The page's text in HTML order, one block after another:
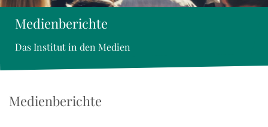
Medienberichte
Das Institut in den Medien
Medienberichte